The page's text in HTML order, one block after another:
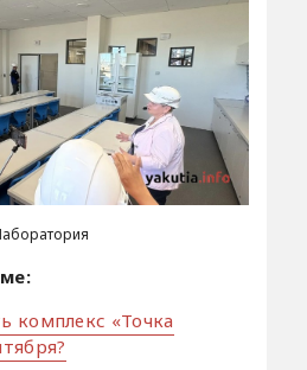
комплекс «Точка